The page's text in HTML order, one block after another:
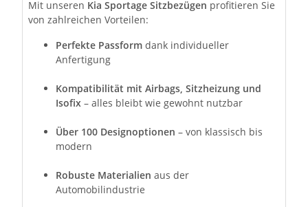
Mit unseren Kia Sportage Sitzbezügen profitieren Sie
von zahlreichen Vorteilen:
Perfekte Passform dank individueller
Anfertigung
Kompatibilität mit Airbags, Sitzheizung und
Isofix – alles bleibt wie gewohnt nutzbar
Über 100 Designoptionen – von klassisch bis
modern
Robuste Materialien aus der
Automobilindustrie